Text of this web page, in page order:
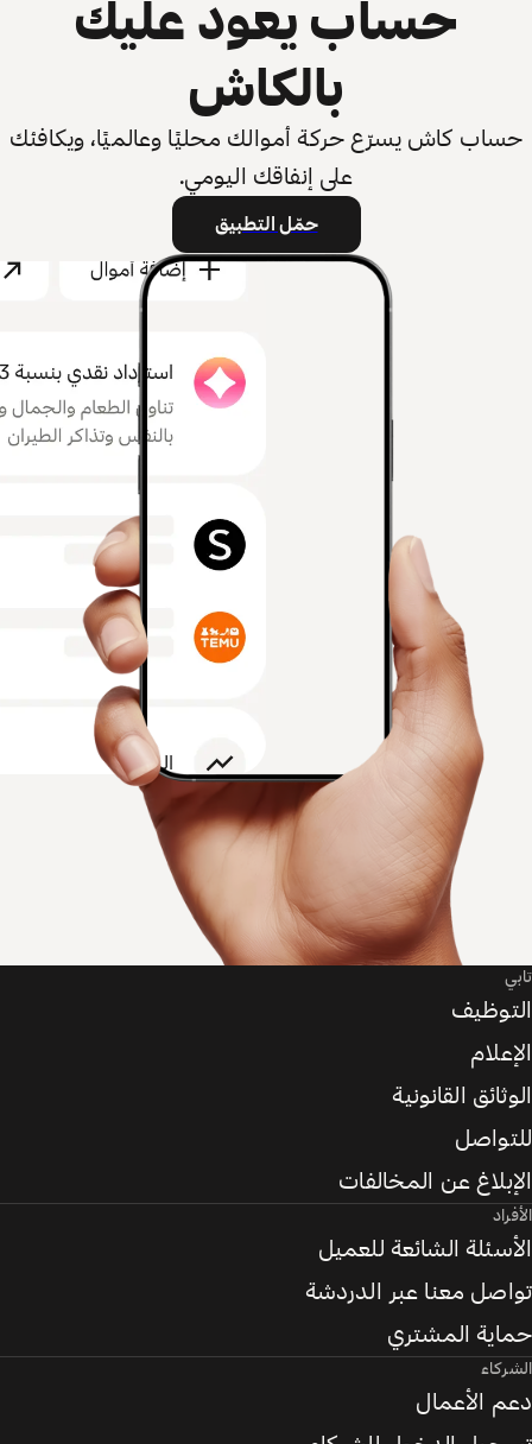
حساب يعود عليك
بالكاش
حساب كاش يسرّع حركة أموالك محليًا وعالميًا، ويكافئك
على إنفاقك اليومي.
حمّل التطبيق
تابي
التوظيف
الإعلام
الوثائق القانونية
للتواصل
الإبلاغ عن المخالفات
الأفراد
الأسئلة الشائعة للعميل
تواصل معنا عبر الدردشة
حماية المشتري
الشركاء
دعم الأعمال